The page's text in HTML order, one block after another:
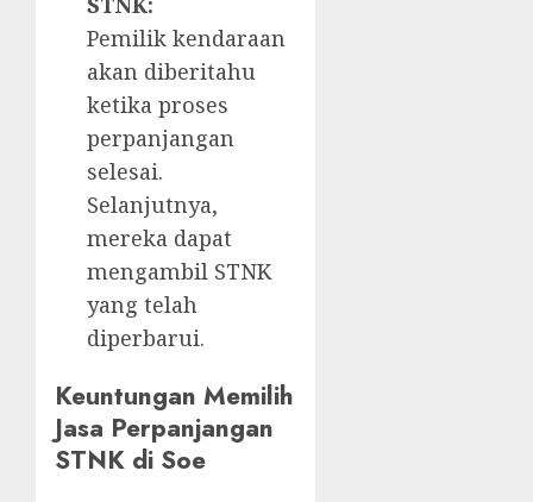
Pemilik kendaraan
akan diberitahu
ketika proses
perpanjangan
selesai.
Selanjutnya,
mereka dapat
mengambil STNK
yang telah
diperbarui.
Keuntungan Memilih
Jasa Perpanjangan
STNK di Soe